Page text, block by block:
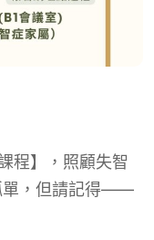
程】，照顧失智
單，但請記得——